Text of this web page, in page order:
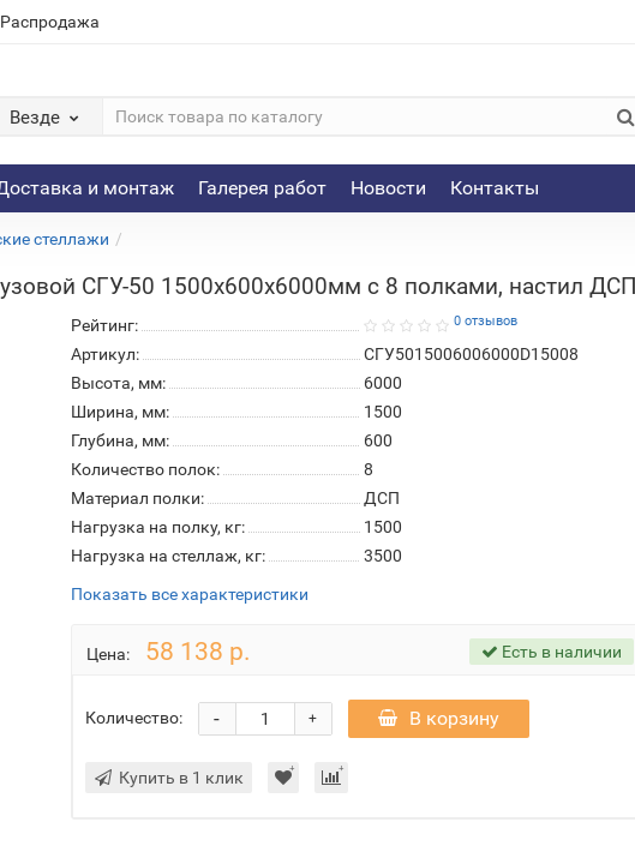
Распродажа
Везде
и монтаж Галерея работ Новости Контакты
стеллажи
СГУ-50 1500х600х6000мм с 8 полками, настил
Рейтинг: 0 отзывов
Артикул:
СГУ5015006006000D15008
Высота, мм:
6000
Ширина, мм:
1500
Глубина, мм:
600
Количество полок:
8
Материал полки:
ДСП
Нагрузка на полку, кг:
1500
Нагрузка на стеллаж, кг:
3500
Показать все характеристики
Цена: 58 138 р. Есть в наличии
Количество: +
- В корзину
Купить в 1 клик